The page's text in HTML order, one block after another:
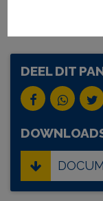
DEEL DIT